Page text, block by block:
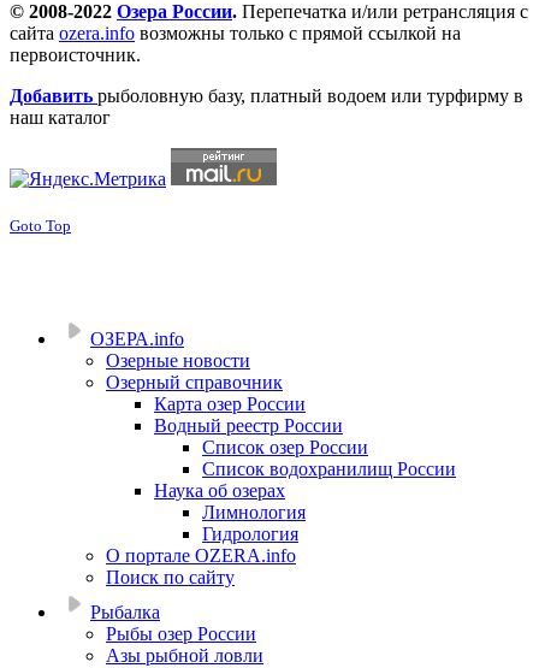
© 2008-2022 Озера России. Перепечатка и/или ретрансляция с
сайта ozera.info возможны только с прямой ссылкой на
первоисточник.
Добавить рыболовную базу, платный водоем или турфирму в
наш каталог
Goto Top
ОЗЕРА.info
Озерные новости
Озерный справочник
Карта озер России
Водный реестр России
Список озер России
Список водохранилищ России
Наука об озерах
Лимнология
Гидрология
О портале OZERA.info
Поиск по сайту
Рыбалка
Рыбы озер России
Азы рыбной ловли